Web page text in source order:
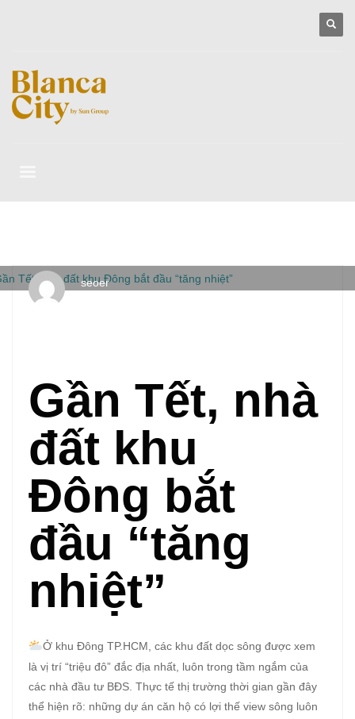
seoer
Gần Tết, nhà
đất khu
Đông bắt
đầu “tăng
nhiệt”
Ở khu Đông TP.HCM, các khu đất dọc sông được xem
là vị trí “triệu đô” đắc địa nhất, luôn trong tầm ngắm của
các nhà đầu tư BĐS. Thực tế thị trường thời gian gần đây
thể hiện rõ: những dự án căn hộ có lợi thế view sông luôn